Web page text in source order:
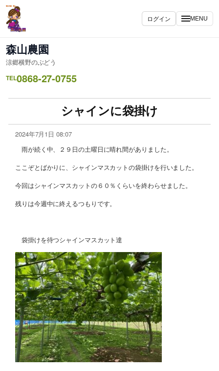
ログイン MENU
森山農園
涼郷横野のぶどう
TEL0868-27-0755
シャインに袋掛け
2024年7月1日 08:07
雨が続く中、２９日の土曜日に晴れ間がありました。
ここぞとばかりに、シャインマスカットの袋掛けを行いました。
今回はシャインマスカットの６０％くらいを終わらせました。
残りは今週中に終えるつもりです。
袋掛けを待つシャインマスカット達